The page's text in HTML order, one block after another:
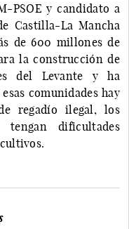
PSOE y candidato a
Castilla-La Mancha
de 600 millones de
la construcción de
del Levante y ha
comunidades hay
regadío ilegal, los
tengan dificultades